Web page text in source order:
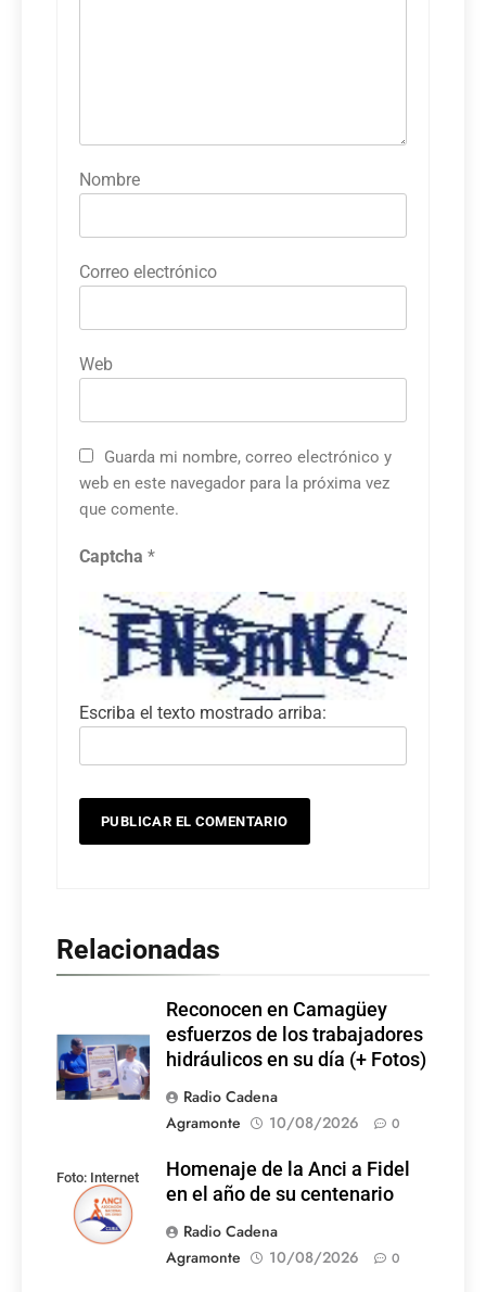
Nombre
Correo electrónico
Web
Guarda mi nombre, correo electrónico y
web en este navegador para la próxima vez
que comente.
Captcha *
Escriba el texto mostrado arriba:
Relacionadas
Reconocen en Camagüey
esfuerzos de los trabajadores
hidráulicos en su día (+ Fotos)
Radio Cadena
Agramonte
10/08/2026 0
Foto: Internet
Homenaje de la Anci a Fidel
en el año de su centenario
Radio Cadena
Agramonte
10/08/2026 0